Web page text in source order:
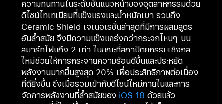
ความทนทานในระดับชั้นแนวหน้าของอุตสาหกรรมด้วย
ดีไซน์ไทเทเนียมที่แข็งแรงและน้ำหนักเบา รวมถึง
Ceramic Shield เจเนอเรชั่นล่าสุดที่มีการผสมสูตร
อันล้ำสมัย จึงมีความแข็งแกร่งกว่ากระจกไหนๆ บน
สมาร์ทโฟนถึง 2 เท่า ในขณะที่สถาปัตยกรรมเชิงกล
ใหม่ช่วยให้การกระจายความร้อนดีขึ้นและประหยัด
พลังงานมากขึ้นสูงสุด 20% เพื่อประสิทธิภาพต่อเนื่อง
ที่ดียิ่งขึ้น ซึ่งเมื่อรวมเข้ากับดีไซน์ใหม่ภายในและการ
จัดการพลังงานที่ล้ำสมัยของiOS 18ด้วยแล้ว